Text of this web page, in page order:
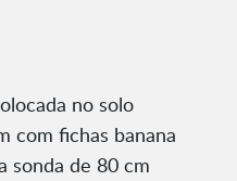
no solo
com fichas banana
sonda de 80 cm